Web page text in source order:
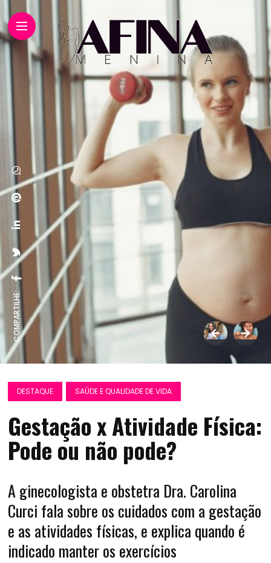
COMPARTILHE:
DESTAQUE SAÚDE E QUALIDADE DE VIDA
Gestação x Atividade Física:
Pode ou não pode?
A ginecologista e obstetra Dra. Carolina
Curci fala sobre os cuidados com a gestação
e as atividades físicas, e explica quando é
indicado manter os exercícios